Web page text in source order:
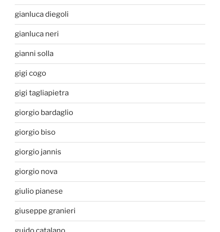
gianluca diegoli
gianluca neri
gianni solla
gigi cogo
gigi tagliapietra
giorgio bardaglio
giorgio biso
giorgio jannis
giorgio nova
giulio pianese
giuseppe granieri